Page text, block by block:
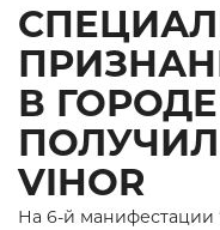
В
VIHOR
На 6-й